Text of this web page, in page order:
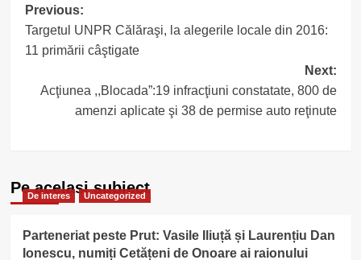
Post
navigation
Previous:
Targetul UNPR Călăraşi, la alegerile locale din 2016:
11 primării câştigate
Next:
Acţiunea ,,Blocada”:19 infracţiuni constatate, 800 de
amenzi aplicate şi 38 de permise auto reţinute
Pe acelasi subiect
De interes Uncategorized
Parteneriat peste Prut: Vasile Iliuță și Laurențiu Dan
Ionescu, numiți Cetățeni de Onoare ai raionului